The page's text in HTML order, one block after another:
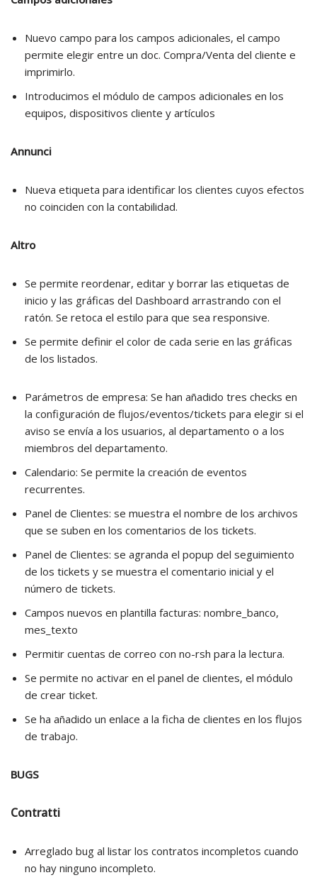
Nuevo campo para los campos adicionales, el campo
permite elegir entre un doc. Compra/Venta del cliente e
imprimirlo.
Introducimos el módulo de campos adicionales en los
equipos, dispositivos cliente y artículos
Annunci
Nueva etiqueta para identificar los clientes cuyos efectos
no coinciden con la contabilidad.
Altro
Se permite reordenar, editar y borrar las etiquetas de
inicio y las gráficas del Dashboard arrastrando con el
ratón. Se retoca el estilo para que sea responsive.
Se permite definir el color de cada serie en las gráficas
de los listados.
Parámetros de empresa: Se han añadido tres checks en
la configuración de flujos/eventos/tickets para elegir si el
aviso se envía a los usuarios, al departamento o a los
miembros del departamento.
Calendario: Se permite la creación de eventos
recurrentes.
Panel de Clientes: se muestra el nombre de los archivos
que se suben en los comentarios de los tickets.
Panel de Clientes: se agranda el popup del seguimiento
de los tickets y se muestra el comentario inicial y el
número de tickets.
Campos nuevos en plantilla facturas: nombre_banco,
mes_texto
Permitir cuentas de correo con no-rsh para la lectura.
Se permite no activar en el panel de clientes, el módulo
de crear ticket.
Se ha añadido un enlace a la ficha de clientes en los flujos
de trabajo.
BUGS
Contratti
Arreglado bug al listar los contratos incompletos cuando
no hay ninguno incompleto.